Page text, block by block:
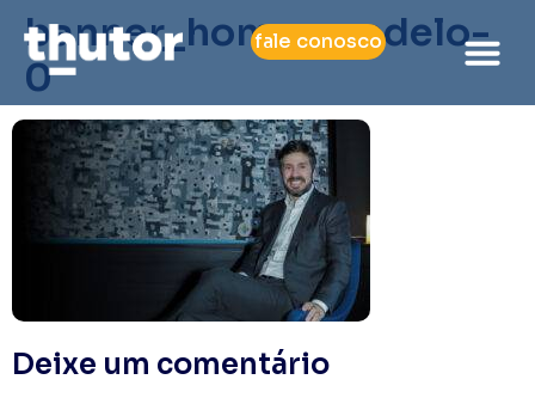
fale conosco
banner_home_modelo-
0
Deixe um comentário